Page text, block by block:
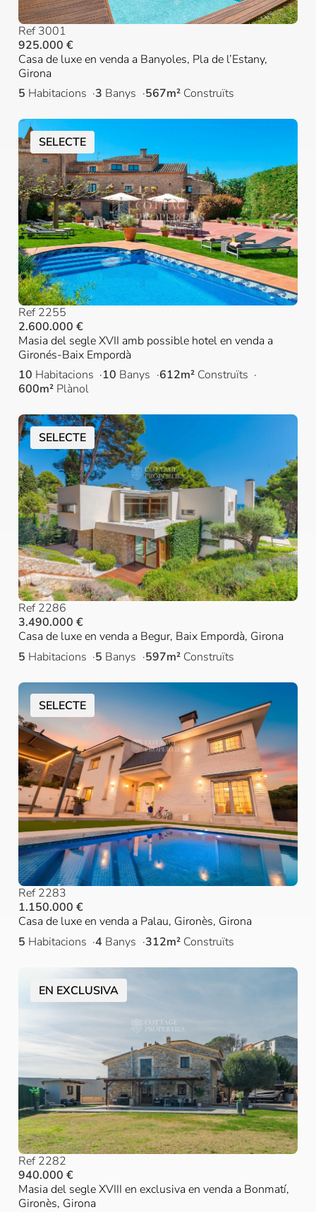
Ref 3001
925.000 €
Casa de luxe en venda a Banyoles, Pla de l’Estany,
Girona
5 Habitacions 3 Banys 567m² Construïts
SELECTE
Ref 2255
2.600.000 €
Masia del segle XVII amb possible hotel en venda a
Gironés-Baix Empordà
10 Habitacions 10 Banys 612m² Construïts
600m² Plànol
SELECTE
Ref 2286
3.490.000 €
Casa de luxe en venda a Begur, Baix Empordà, Girona
5 Habitacions 5 Banys 597m² Construïts
SELECTE
Ref 2283
1.150.000 €
Casa de luxe en venda a Palau, Gironès, Girona
5 Habitacions 4 Banys 312m² Construïts
EN EXCLUSIVA
Ref 2282
940.000 €
Masia del segle XVIII en exclusiva en venda a Bonmatí,
Gironès, Girona